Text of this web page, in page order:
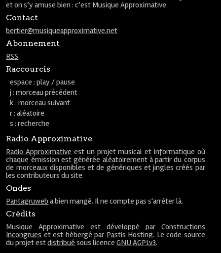
et on s’y amuse bien : c’est Musique Approximative.
Contact
bertier@musiqueapproximative.net
Abonnement
RSS
Raccourcis
espace : play / pause
j : morceau précédent
k : morceau suivant
r : aléatoire
s : recherche
Radio Approximative
Radio Approximative est un projet musical et informatique où
chaque émission est générée aléatoirement à partir du corpus
de morceaux disponibles et de génériques et jingles créés par
les contributeurs du site.
Ondes
Pantagruweb a bien mangé. Il ne compte pas s'arrêter là.
Crédits
Musique Approximative est développé par Constructions
Incongrues et est hébergé par Pastis Hosting. Le code source
du projet estdistribué sous licenceGNU AGPLv3.